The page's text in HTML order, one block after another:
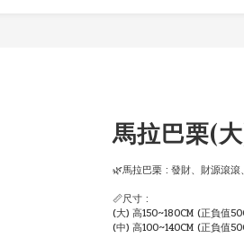
馬拉巴栗(
🌿馬拉巴栗 : 發財、財源滾滾
📏尺寸 :
(大) 高150~180CM (正負值
(中) 高100~140CM (正負值